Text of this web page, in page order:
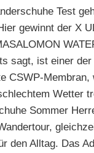
Test
gewinnt der X
sagt, ist einer
CSWP-Membran,
Wetter
Sommer
den Alltag. Das